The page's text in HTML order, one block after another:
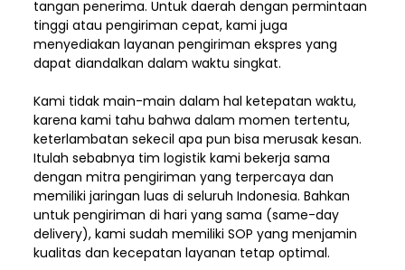
tangan penerima. Untuk daerah dengan permintaan
tinggi atau pengiriman cepat, kami juga
menyediakan layanan pengiriman ekspres yang
dapat diandalkan dalam waktu singkat.
Kami tidak main-main dalam hal ketepatan waktu,
karena kami tahu bahwa dalam momen tertentu,
keterlambatan sekecil apa pun bisa merusak kesan.
Itulah sebabnya tim logistik kami bekerja sama
dengan mitra pengiriman yang terpercaya dan
memiliki jaringan luas di seluruh Indonesia. Bahkan
untuk pengiriman di hari yang sama (same-day
delivery), kami sudah memiliki SOP yang menjamin
kualitas dan kecepatan layanan tetap optimal.